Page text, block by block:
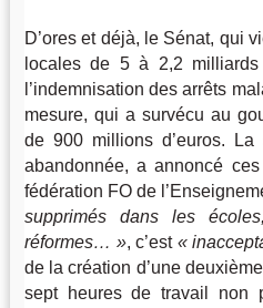
D’ores et déjà, le Sénat, qui
locales de 5 à 2,2
l’indemnisation des arrêts
mesure, qui a survécu au
de 900 millions d’euros. La
abandonnée, a annoncé
fédération FO de
supprimés dans les
réformes…
, c’est
de la création d’une
sept heures de travail non